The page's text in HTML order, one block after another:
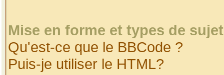
Mise en forme et types de
Qu'est-ce que le BBCode ?
Puis-je utiliser le HTML?